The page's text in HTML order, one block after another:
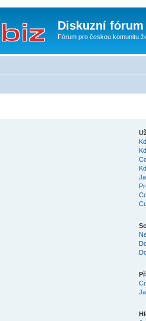
Diskuzní
Fórum pro českou komunitu